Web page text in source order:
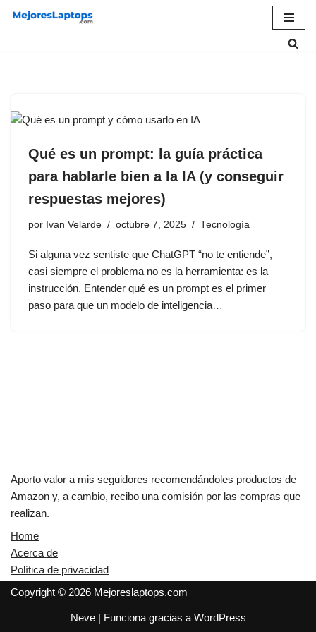
Qué es un prompt: la guía práctica
para hablarle bien a la IA (y conseguir
respuestas mejores)
por Ivan Velarde octubre 7, 2025 Tecnología
Si alguna vez sentiste que ChatGPT “no te entiende”,
casi siempre el problema no es la herramienta: es la
instrucción. Entender qué es un prompt es el primer
paso para que un modelo de inteligencia…
Aporto valor a mis seguidores recomendándoles productos de
Amazon y, a cambio, recibo una comisión por las compras que
realizan.
Home
Acerca de
Política de privacidad
Copyright © 2026 Mejoreslaptops.com
Neve| Funciona gracias a WordPress